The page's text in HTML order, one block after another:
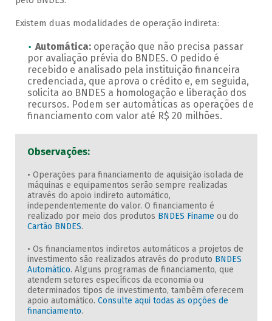
Existem duas modalidades de operação indireta:
Automática: operação que não precisa passar
por avaliação prévia do BNDES. O pedido é
recebido e analisado pela instituição financeira
credenciada, que aprova o crédito e, em seguida,
solicita ao BNDES a homologação e liberação dos
recursos. Podem ser automáticas as operações de
financiamento com valor até R$ 20 milhões.
Observações:
• Operações para financiamento de aquisição isolada de
máquinas e equipamentos serão sempre realizadas
através do apoio indireto automático,
independentemente do valor. O financiamento é
realizado por meio dos produtos BNDES Finame ou do
Cartão BNDES.
• Os financiamentos indiretos automáticos a projetos de
investimento são realizados através do produto BNDES
Automático. Alguns programas de financiamento, que
atendem setores específicos da economia ou
determinados tipos de investimento, também oferecem
apoio automático. Consulte aqui todas as opções de
financiamento.